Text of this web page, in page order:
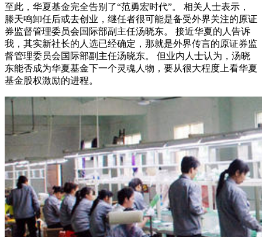
至此，华夏基金完全告别了“范勇宏时代”。 相关人士表示，
滕天鸣卸任后或去创业，继任者很可能是备受外界关注的原证
券监督管理委员会国际部副主任汤晓东。 接近华夏的人告诉
我，其实新社长的人选已经确定，那就是外界传言的原证券监
督管理委员会国际部副主任汤晓东。 但业内人士认为，汤晓
东能否成为华夏基金下一个灵魂人物，要从很大程度上看华夏
基金股权激励的进程。